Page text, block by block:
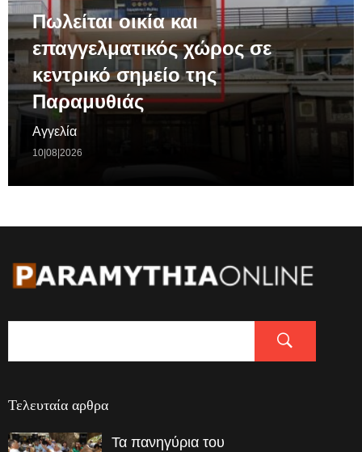
Πωλείται οικία και
επαγγελματικός χώρος σε
κεντρικό σημείο της
Παραμυθιάς
Αγγελία
10|08|2026
Τελευταία αρθρα
Τα πανηγύρια του